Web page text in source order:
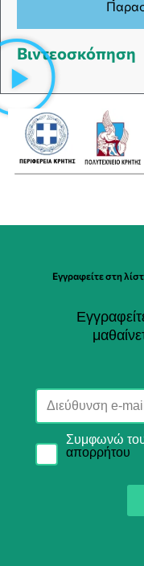
Βιντεοσκόπηση
Εγγραφείτε στη
Συμφωνώ
απορρήτου